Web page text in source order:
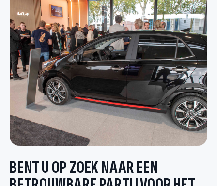
VERKOCHT
CONTACT
BENT U OP ZOEK NAAR EEN